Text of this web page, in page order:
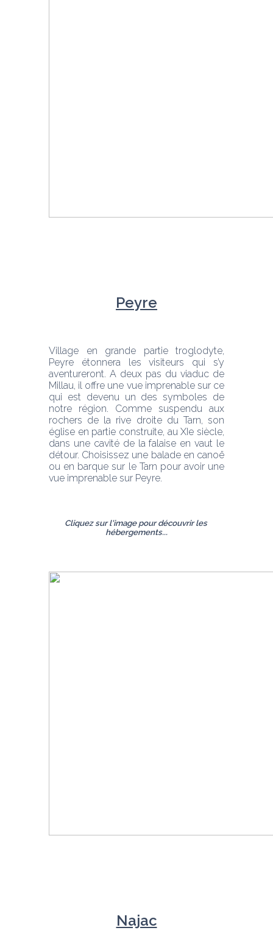
Peyre
Village en grande partie troglodyte,
Peyre étonnera les visiteurs qui s’y
aventureront. A deux pas du viaduc de
Millau, il offre une vue imprenable sur ce
qui est devenu un des symboles de
notre région. Comme suspendu aux
rochers de la rive droite du Tarn, son
église en partie construite, au XIe siècle,
dans une cavité de la falaise en vaut le
détour. Choisissez une balade en canoë
ou en barque sur le Tarn pour avoir une
vue imprenable sur Peyre.
Cliquez sur l'image pour découvrir les
hébergements...
Najac